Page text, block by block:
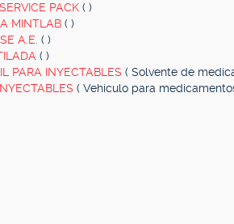
PACK ( )
MINTLAB ( )
A.E. ( )
( )
PARA INYECTABLES ( Solvente de
( Vehículo para